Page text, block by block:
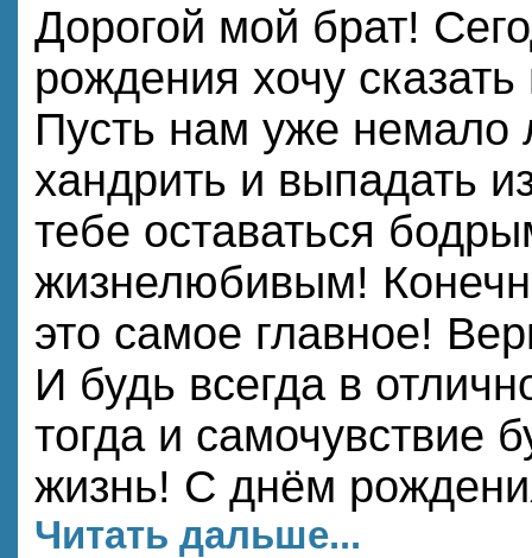
Дорогой мой брат!
рождения хочу
Пусть нам уже немало
хандрить и выпадать
тебе оставаться
жизнелюбивым!
это самое главное!
И будь всегда в
тогда и самочувствие
жизнь! С днём
Читать дальше...